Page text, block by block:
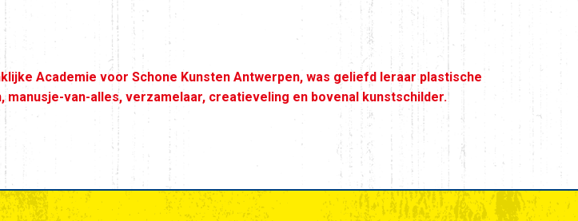
Academie voor Schone Kunsten Antwerpen, was geliefd leraar plastische
van-alles, verzamelaar, creatieveling en bovenal kunstschilder.